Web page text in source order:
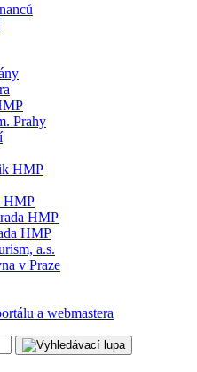
Prahy
HMP
HMP
HMP
HMP
a.s.
v Praze
a webmastera